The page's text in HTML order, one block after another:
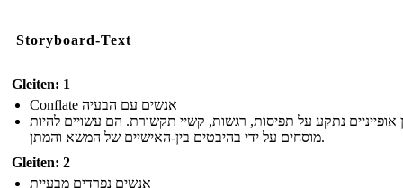
Storyboard-Text
Gleiten: 1
Conflate אנשים עם הבעיה
אופייניים נתקע על תפיסות, רגשות, קשיי תקשורת. הם עשויים להיות
מוסחים על ידי בהיבטים בין-האישיים של המשא והמתן.
Gleiten: 2
אנשים נפרדים מבעיית